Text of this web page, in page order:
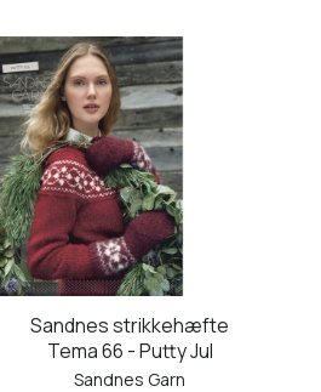
Sandnes strikkehæfte
Tema 66 - Putty Jul
Sandnes Garn